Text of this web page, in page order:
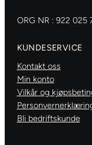
ORG NR : 922 025
KUNDESERVICE
Kontakt oss
Min konto
Vilkår og
Bli bedriftskunde